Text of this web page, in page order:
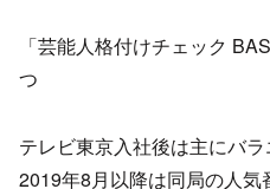
「芸能人格付けチェック
つ
テレビ東京入社後は主にバラ
2019年8月以降は同局の人